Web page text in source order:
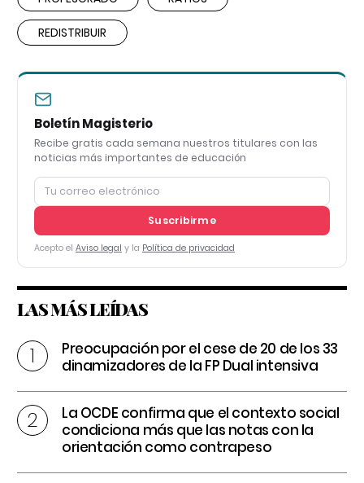
REDISTRIBUIR
Boletín Magisterio
Recibe gratis cada semana nuestros titulares con las
noticias más importantes de educación
Suscribirme
Acepto el Aviso legal y la Política de privacidad
LAS MÁS LEÍDAS
Preocupación por el cese de 20 de los 33
dinamizadores de la FP Dual intensiva
La OCDE confirma que el contexto social
condiciona más que las notas con la
orientación como contrapeso